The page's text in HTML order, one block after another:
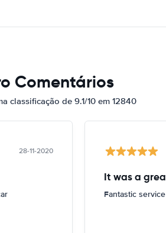
Comentários
classificação de 9.1/10 em 12840
28-11-2020
Fantastic service